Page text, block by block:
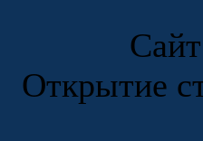
Открытие